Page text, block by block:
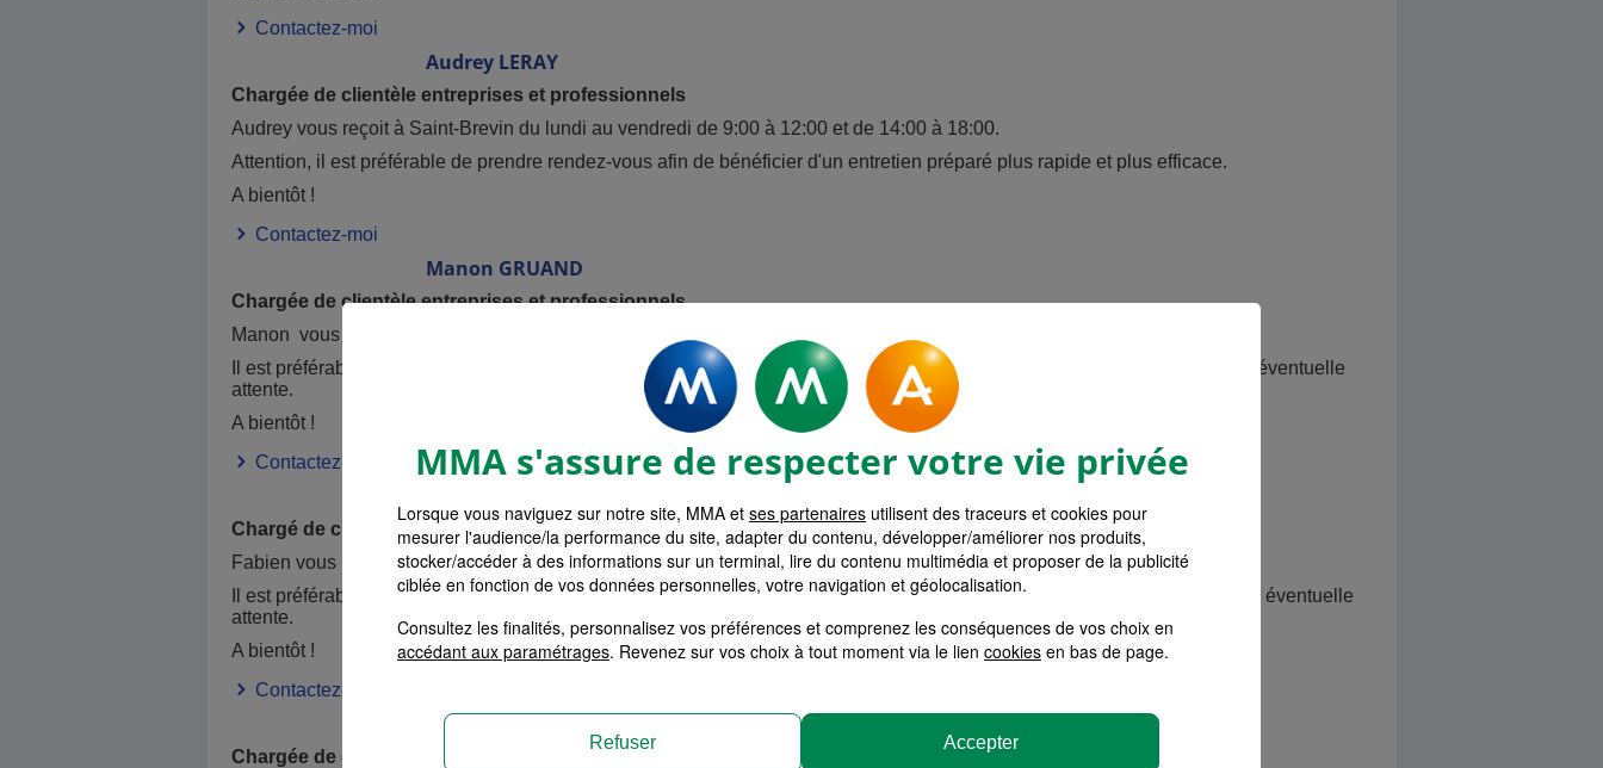
Contactez-moi
Audrey LERAY
Chargée de clientèle entreprises et professionnels
Audrey vous reçoit à Saint-Brevin du lundi au vendredi de 9:00 à 12:00 et de 14:00 à 18:00.
Attention, il est préférable de prendre rendez-vous afin de bénéficier d'un entretien préparé plus rapide et plus efficace.
A bientôt !
Contactez-moi
Manon GRUAND
Chargée de clientèle entreprises et professionnels
Manon vous reçoit à Saint-Brevin ou à Paimboeuf du lundi au vendredi de 9:00 à 12:00 et de 14:00 à 18:00.
Il est préférable de prendre rendez-vous afin de bénéficier d'un entretien préparé, d'un conseil plus efficace et d'éviter une éventuelle
attente.
A bientôt !
Contactez-moi
Chargé de clientèle particuliers
Fabien vous reçoit à Saint-Brevindu lundi au vendredi de 9:00 à 12:00 et de 14:00 à 18:00.
Il est préférable de prendre Rendez-vous afin de bénéficier d'un entretien préparé, d'un conseil plus efficace et d'éviter une éventuelle
attente.
A bientôt !
Contactez-moi
Soizic
Chargée de clientèle particuliers
MMA s'assure de respecter votre vie privée
Lorsque vous naviguez sur notre site, MMA et ses partenaires utilisent des traceurs et cookies pour
mesurer l'audience/la performance du site, adapter du contenu, développer/améliorer nos produits,
stocker/accéder à des informations sur un terminal, lire du contenu multimédia et proposer de la publicité
ciblée en fonction de vos données personnelles, votre navigation et géolocalisation.
Consultez les finalités, personnalisez vos préférences et comprenez les conséquences de vos choix en
accédant aux paramétrages. Revenez sur vos choix à tout moment via le lien cookies en bas de page.
Refuser Accepter